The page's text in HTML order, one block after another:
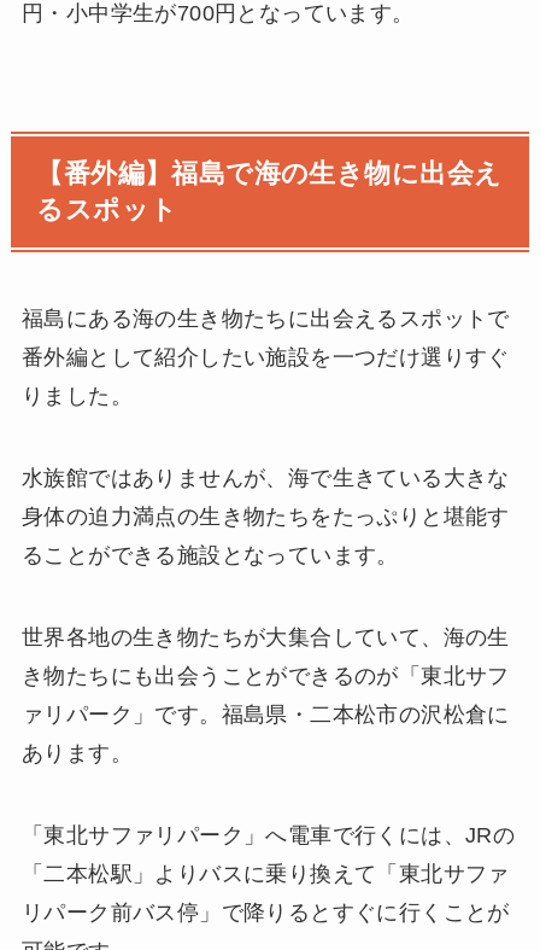
円・小中学生が700円となっています。
【番外編】福島で海の生き物に出会え
るスポット
福島にある海の生き物たちに出会えるスポットで
番外編として紹介したい施設を一つだけ選りすぐ
りました。
水族館ではありませんが、海で生きている大きな
身体の迫力満点の生き物たちをたっぷりと堪能す
ることができる施設となっています。
世界各地の生き物たちが大集合していて、海の生
き物たちにも出会うことができるのが「東北サフ
ァリパーク」です。福島県・二本松市の沢松倉に
あります。
「東北サファリパーク」へ電車で行くには、JRの
「二本松駅」よりバスに乗り換えて「東北サファ
リパーク前バス停」で降りるとすぐに行くことが